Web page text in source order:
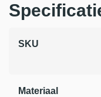
SKU
Materiaal